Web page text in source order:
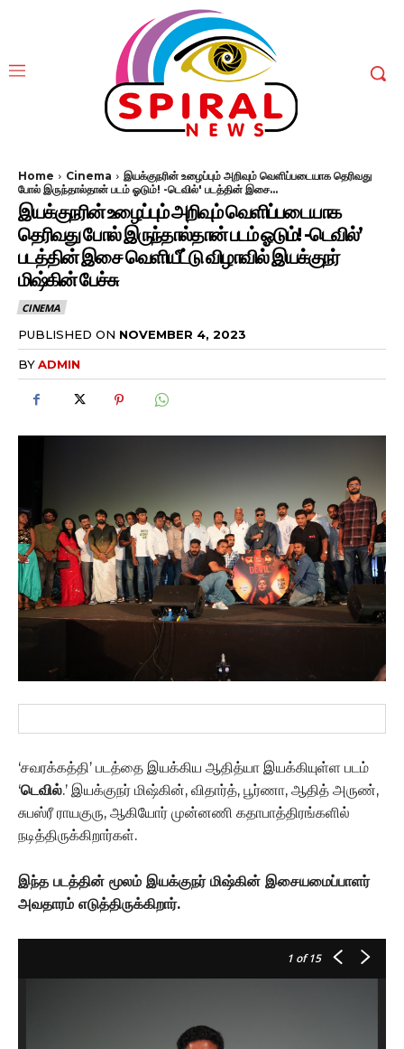
Home Cinema
இயக்குநரின் உழைப்பும் அறிவும் வெளிப்படையாக தெரிவது
போல் இருந்தால்தான் படம் ஓடும்! -டெவில்' படத்தின் இசை...
இயக்குநரின் உழைப்பும் அறிவும் வெளிப்படையாக
தெரிவது போல் இருந்தால்தான் படம் ஓடும்! -டெவில்’
படத்தின் இசை வெளியீட்டு விழாவில் இயக்குநர்
மிஷ்கின் பேச்சு
CINEMA
PUBLISHED ON NOVEMBER 4, 2023
BYADMIN
‘சவரக்கத்தி’ படத்தை இயக்கிய ஆதித்யா இயக்கியுள்ள படம்
‘டெவில்.’ இயக்குநர் மிஷ்கின், விதார்த், பூர்ணா, ஆதித் அருண்,
சுபஸ்ரீ ராயகுரு, ஆகியோர் முன்னணி கதாபாத்திரங்களில்
நடித்திருக்கிறார்கள்.
இந்த படத்தின் மூலம் இயக்குநர் மிஷ்கின் இசையமைப்பாளர்
அவதாரம் எடுத்திருக்கிறார்.
1 of 15